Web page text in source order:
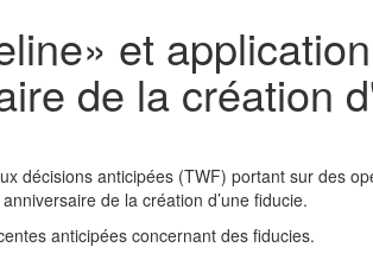
et
de la création
décisions anticipées (TWF) portant sur des
de la création d’une fiducie.
anticipées concernant des fiducies.